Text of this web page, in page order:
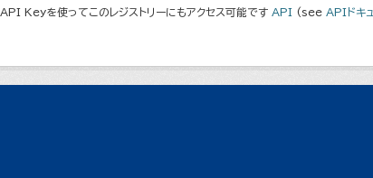
API Keyを使ってこのレジストリーにもアクセス可能です API (see APIドキ